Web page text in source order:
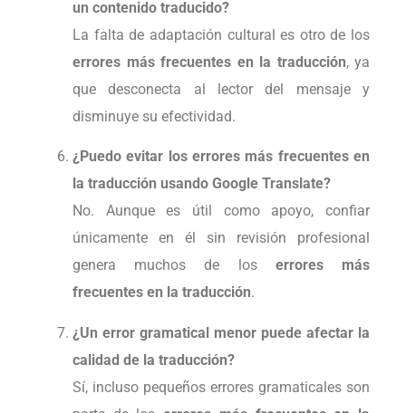
un contenido traducido?
La falta de adaptación cultural es otro de los
errores más frecuentes en la traducción, ya
que desconecta al lector del mensaje y
disminuye su efectividad.
¿Puedo evitar los errores más frecuentes en
la traducción usando Google Translate?
No. Aunque es útil como apoyo, confiar
únicamente en él sin revisión profesional
genera muchos de los errores más
frecuentes en la traducción.
¿Un error gramatical menor puede afectar la
calidad de la traducción?
Sí, incluso pequeños errores gramaticales son